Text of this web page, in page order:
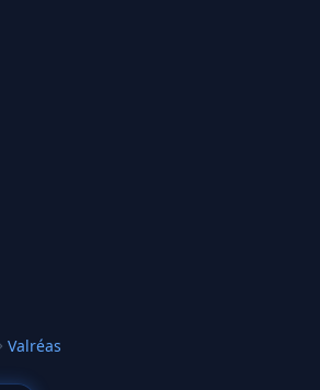
Valréas